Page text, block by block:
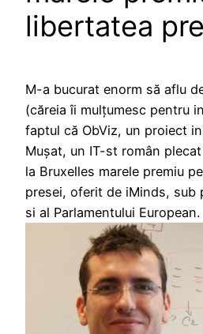
libertatea
M-a bucurat enorm să aflu
(căreia îi mulțumesc pentru
faptul că ObViz, un proiect
Mușat, un IT-st român
la Bruxelles marele premiu
presei, oferit de iMinds, sub
si al Parlamentului European.